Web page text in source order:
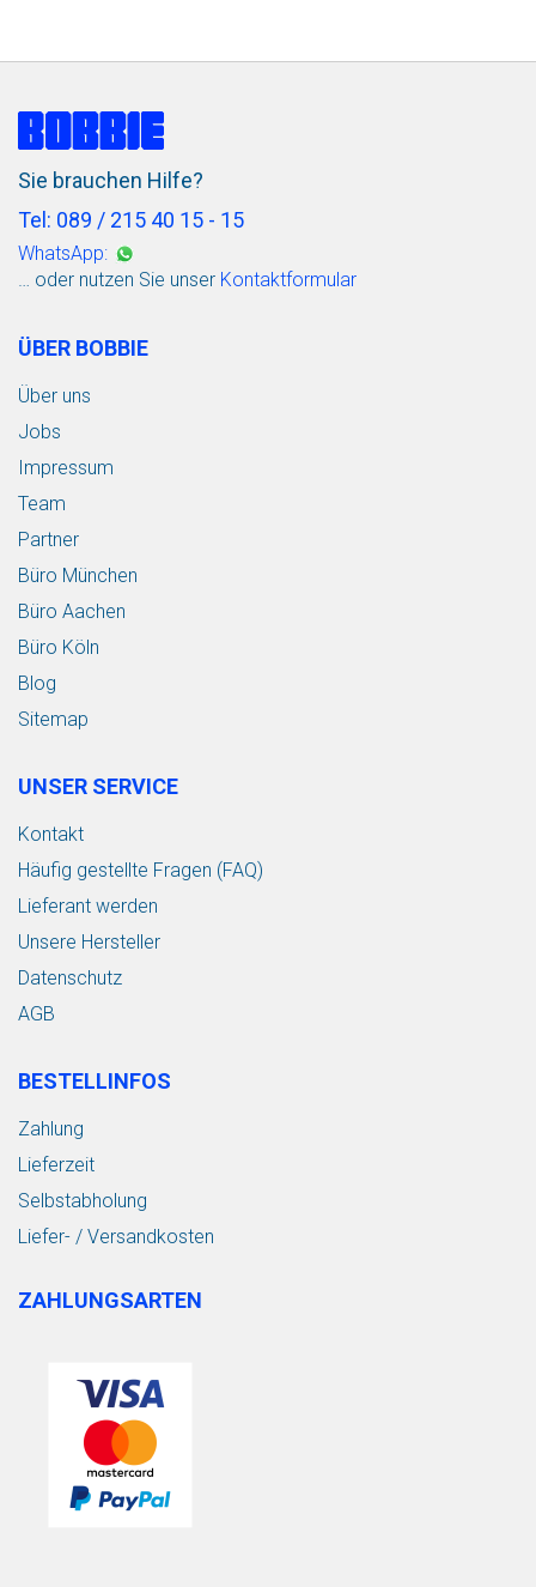
Sie brauchen Hilfe?
Tel: 089 / 215 40 15 - 15
WhatsApp:
… oder nutzen Sie unser Kontaktformular
ÜBER BOBBIE
Über uns
Jobs
Impressum
Team
Partner
Büro München
Büro Aachen
Büro Köln
Blog
Sitemap
UNSER SERVICE
Kontakt
Häufig gestellte Fragen (FAQ)
Lieferant werden
Unsere Hersteller
Datenschutz
AGB
BESTELLINFOS
Zahlung
Lieferzeit
Selbstabholung
Liefer- / Versandkosten
ZAHLUNGSARTEN